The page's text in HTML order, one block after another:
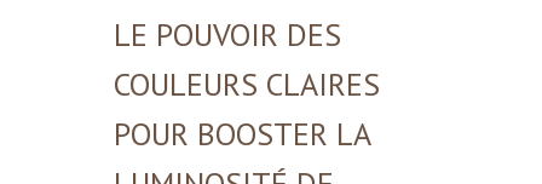
LE POUVOIR DES
COULEURS CLAIRES
POUR BOOSTER LA